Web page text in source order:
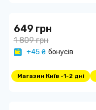
649 грн
1 809 грн
+45 ₴ бонусів
Магазин Київ -1-2 дні